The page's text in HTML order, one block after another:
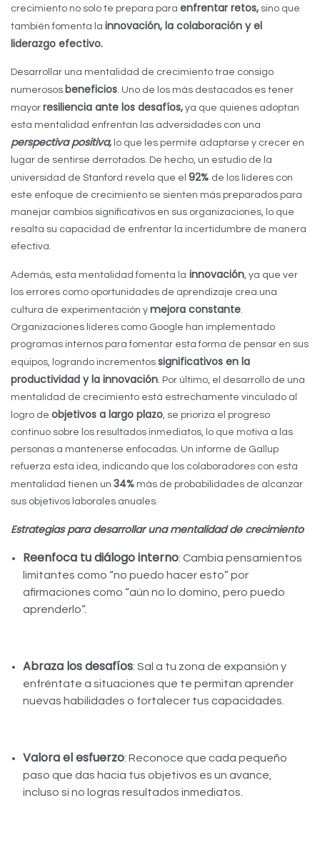
crecimiento no solo te prepara para enfrentar retos, sino que
también fomenta la innovación, la colaboración y el
liderazgo efectivo.
Desarrollar una mentalidad de crecimiento trae consigo
numerosos beneficios. Uno de los más destacados es tener
mayor resiliencia ante los desafíos, ya que quienes adoptan
esta mentalidad enfrentan las adversidades con una
perspectiva positiva,lo que les permite adaptarse y crecer en
lugar de sentirse derrotados. De hecho, un estudio de la
universidad de Stanford revela que el 92% de los líderes con
este enfoque de crecimiento se sienten más preparados para
manejar cambios significativos en sus organizaciones, lo que
resalta su capacidad de enfrentar la incertidumbre de manera
efectiva.
Además, esta mentalidad fomenta la innovación, ya que ver
los errores como oportunidades de aprendizaje crea una
cultura de experimentación y mejora constante.
Organizaciones líderes como Google han implementado
programas internos para fomentar esta forma de pensar en sus
equipos, logrando incrementos significativos en la
productividad y la innovación. Por último, el desarrollo de una
mentalidad de crecimiento está estrechamente vinculado al
logro de objetivos a largo plazo, se prioriza el progreso
continuo sobre los resultados inmediatos, lo que motiva a las
personas a mantenerse enfocadas. Un informe de Gallup
refuerza esta idea, indicando que los colaboradores con esta
mentalidad tienen un 34% más de probabilidades de alcanzar
sus objetivos laborales anuales.
Estrategias para desarrollar una mentalidad de crecimiento
Reenfoca tu diálogo interno: Cambia pensamientos
limitantes como “no puedo hacer esto” por
afirmaciones como “aún no lo domino, pero puedo
aprenderlo”.
Abraza los desafíos: Sal a tu zona de expansión y
enfréntate a situaciones que te permitan aprender
nuevas habilidades o fortalecer tus capacidades.
Valora el esfuerzo: Reconoce que cada pequeño
paso que das hacia tus objetivos es un avance,
incluso si no logras resultados inmediatos.